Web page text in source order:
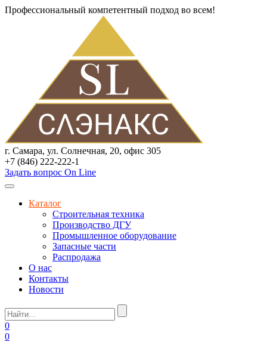
Профессиональный компетентный подход во всем!
г. Самара, ул. Солнечная, 20, офис 305
+7 (846) 222-222-1
Задать вопрос On Line
Каталог
Строительная техника
Производство ДГУ
Промышленное оборудование
Запасные части
Распродажа
О нас
Контакты
Новости
0
0